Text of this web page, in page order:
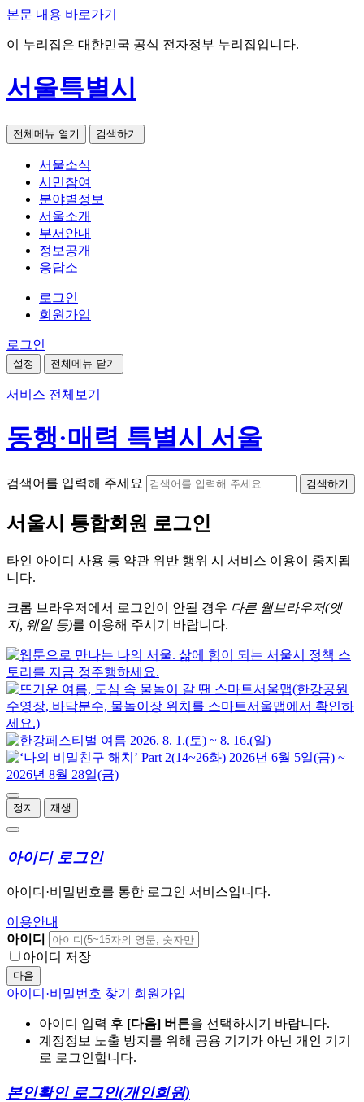
본문 내용 바로가기
이 누리집은 대한민국 공식 전자정부 누리집입니다.
서울특별시
전체메뉴 열기 검색하기
서울소식
시민참여
분야별정보
서울소개
부서안내
정보공개
응답소
로그인
회원가입
로그인
설정 전체메뉴 닫기
서비스 전체보기
동행·매력 특별시 서울
검색어를 입력해 주세요 검색하기
서울시 통합회원 로그인
타인 아이디 사용 등 약관 위반 행위 시 서비스 이용이 중지됩
니다.
크롬 브라우저에서 로그인이 안될 경우 다른 웹브라우저(엣
지, 웨일 등)를 이용해 주시기 바랍니다.
정지 재생
아이디 로그인
아이디·비밀번호를 통한 로그인 서비스입니다.
이용안내
아이디
아이디 저장
다음
아이디·비밀번호 찾기 회원가입
아이디 입력 후 [다음] 버튼을 선택하시기 바랍니다.
계정정보 노출 방지를 위해 공용 기기가 아닌 개인 기기
로 로그인합니다.
본인확인 로그인(개인회원)